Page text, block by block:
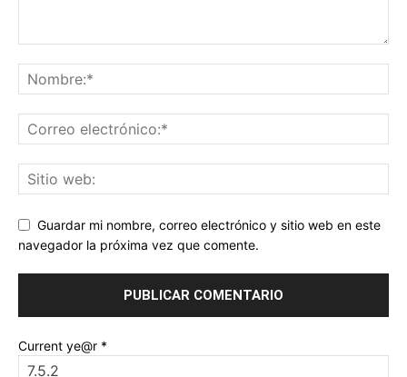
Guardar mi nombre, correo electrónico y sitio web en este
navegador la próxima vez que comente.
Current ye@r *